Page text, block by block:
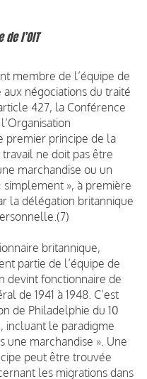
l’OIT
membre de l’équipe de
négociations du traité
427, la Conférence
premier principe de la
ne doit pas être
marchandise ou un
», à première
la délégation britannique
britannique,
partie de l’équipe de
devint fonctionnaire de
de 1941 à 1948. C’est
de Philadelphie du 10
incluant le paradigme
une marchandise ». Une
peut être trouvée
les migrations dans